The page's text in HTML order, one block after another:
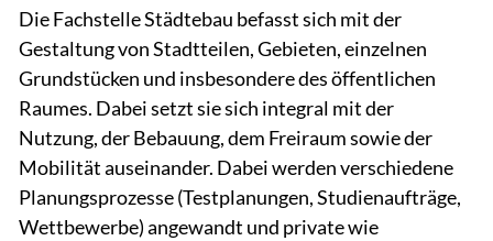
Die Fachstelle Städtebau befasst sich mit der
Gestaltung von Stadtteilen, Gebieten, einzelnen
Grundstücken und insbesondere des öffentlichen
Raumes. Dabei setzt sie sich integral mit der
Nutzung, der Bebauung, dem Freiraum sowie der
Mobilität auseinander. Dabei werden verschiedene
Planungsprozesse (Testplanungen, Studienaufträge,
Wettbewerbe) angewandt und private wie